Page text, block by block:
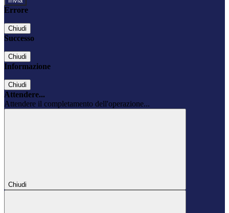
Errore
Chiudi
Successo
Chiudi
Informazione
Chiudi
Attendere...
Attendere il completamento dell'operazione...
Chiudi